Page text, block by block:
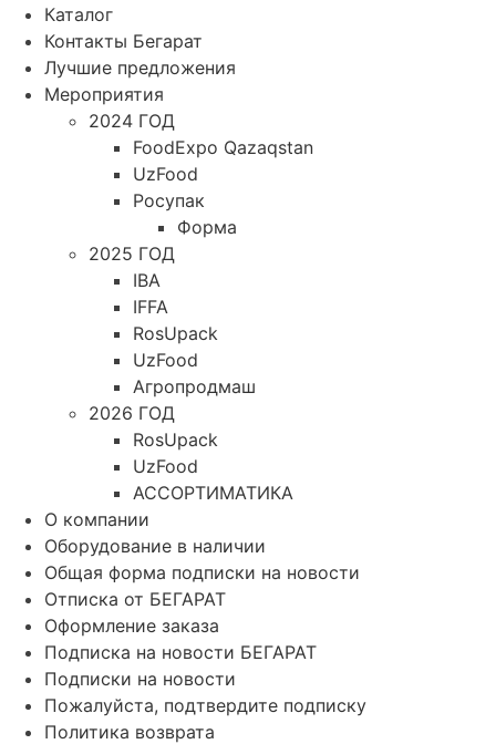
Каталог
Контакты Бегарат
Лучшие предложения
Мероприятия
2024 ГОД
FoodExpo Qazaqstan
UzFood
Росупак
Форма
2025 ГОД
IBA
IFFA
RosUpack
UzFood
Агропродмаш
2026 ГОД
RosUpack
UzFood
АССОРТИМАТИКА
О компании
Оборудование в наличии
Общая форма подписки на новости
Отписка от БЕГАРАТ
Оформление заказа
Подписка на новости БЕГАРАТ
Подписки на новости
Пожалуйста, подтвердите подписку
Политика возврата